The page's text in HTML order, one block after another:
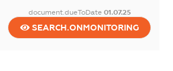
document.dueToDate 01.07.25
SEARCH.ONMONITORING